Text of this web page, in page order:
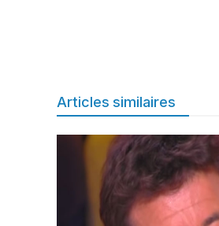
Articles similaires